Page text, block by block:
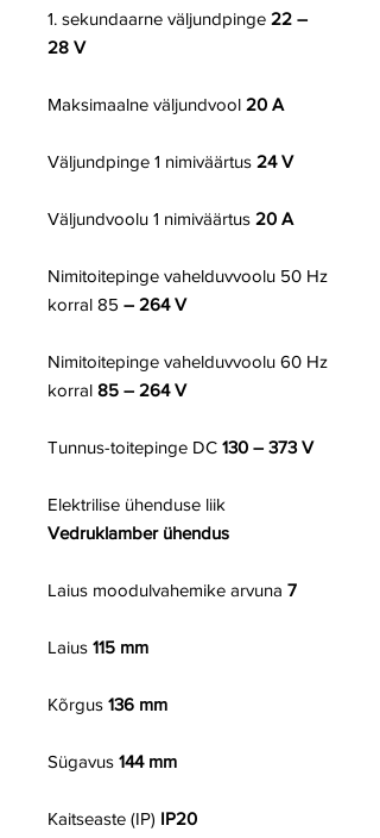
1. sekundaarne väljundpinge 22 –
28 V
Maksimaalne väljundvool 20 A
Väljundpinge 1 nimiväärtus 24 V
Väljundvoolu 1 nimiväärtus 20 A
Nimitoitepinge vahelduvvoolu 50 Hz
korral 85 – 264 V
Nimitoitepinge vahelduvvoolu 60 Hz
korral 85 – 264 V
Tunnus-toitepinge DC 130 – 373 V
Elektrilise ühenduse liik
Vedruklamber ühendus
Laius moodulvahemike arvuna 7
Laius 115 mm
Kõrgus 136 mm
Sügavus 144 mm
Kaitseaste (IP) IP20